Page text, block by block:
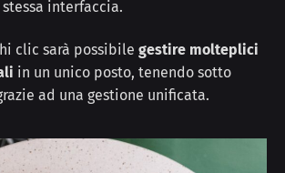
interfaccia.
clic sarà possibile gestire molteplici
in un unico posto, tenendo sotto
ad una gestione unificata.